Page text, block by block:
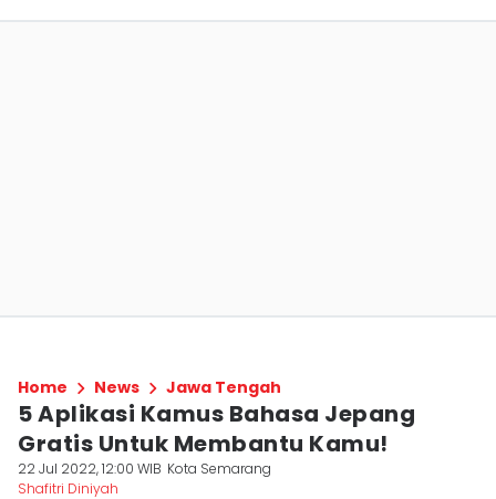
Home News Jawa Tengah
5 Aplikasi Kamus Bahasa Jepang
Gratis Untuk Membantu Kamu!
22 Jul 2022, 12:00 WIB Kota Semarang
Shafitri Diniyah